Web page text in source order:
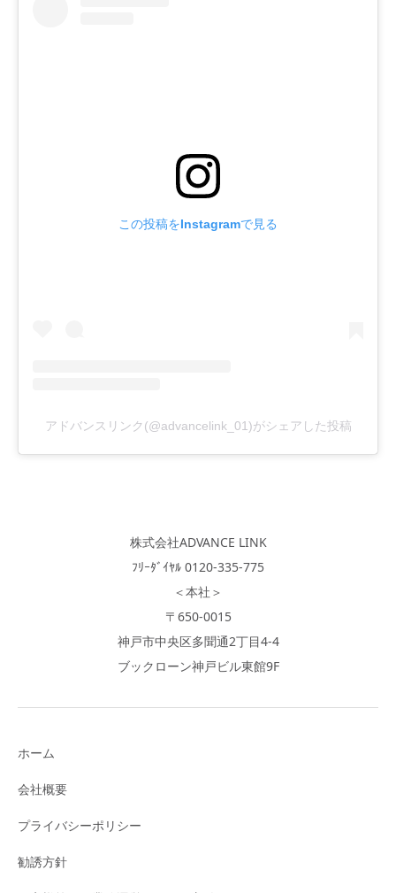
この投稿をInstagramで見る
アドバンスリンク(@advancelink_01)がシェアした投稿
株式会社ADVANCE LINK
ﾌﾘｰﾀﾞｲﾔﾙ 0120-335-775
＜本社＞
〒650-0015
神戸市中央区多聞通2丁目4-4
ブックローン神戸ビル東館9F
ホーム
会社概要
プライバシーポリシー
勧誘方針